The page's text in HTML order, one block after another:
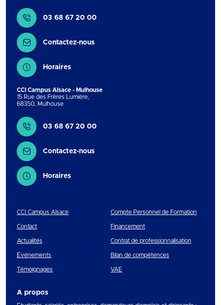
Contact
03 68 67 20 00
Contactez-nous
Horaires
CCI Campus Alsace - Mulhouse
15 Rue des Frères Lumière,
68350, Mulhouse
Contact
03 68 67 20 00
Contactez-nous
Horaires
CCI Campus Alsace
Contact
Actualités
Événements
Témoignages
Compte Personnel de Formation
Financement
Contrat de professionnalisation
Bilan de compétences
VAE
A propos